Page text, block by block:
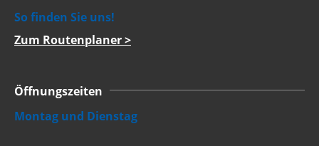
So finden Sie uns!
Zum Routenplaner >
Öffnungszeiten
Montag und Dienstag